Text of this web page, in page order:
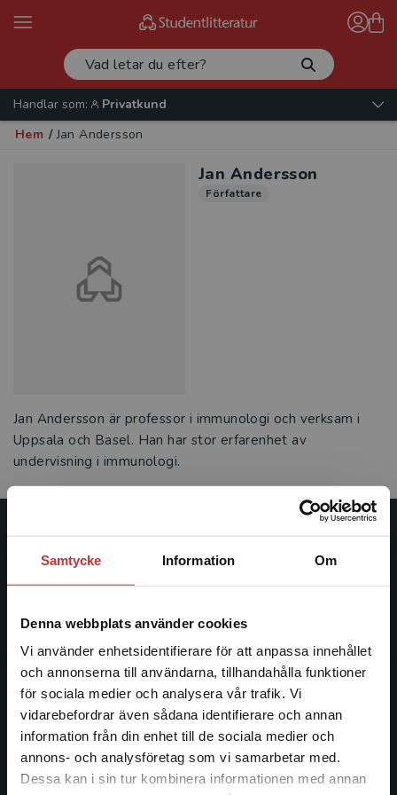
Samtycke Information Om
Denna webbplats använder cookies
Vi använder enhetsidentifierare för att anpassa innehållet
och annonserna till användarna, tillhandahålla funktioner
för sociala medier och analysera vår trafik. Vi
vidarebefordrar även sådana identifierare och annan
information från din enhet till de sociala medier och
annons- och analysföretag som vi samarbetar med.
Dessa kan i sin tur kombinera informationen med annan
Begränsad fraktregion
Handlar som:
Privatkund
Hem / Jan Andersson
Jan Andersson
Författare
Jan Andersson är professor i immunologi och verksam i
Uppsala och Basel. Han har stor erfarenhet av
undervisning i immunologi.
Studentlitteratur
Studentlitteratur grundades 1963 och är idag Sveriges
facklitteratur, utbildningar och digitala
informationstjänster i utbudet, finns Studentlitteratur med
längs hela kunskapsresan.
Kontakta oss
Kontakta oss